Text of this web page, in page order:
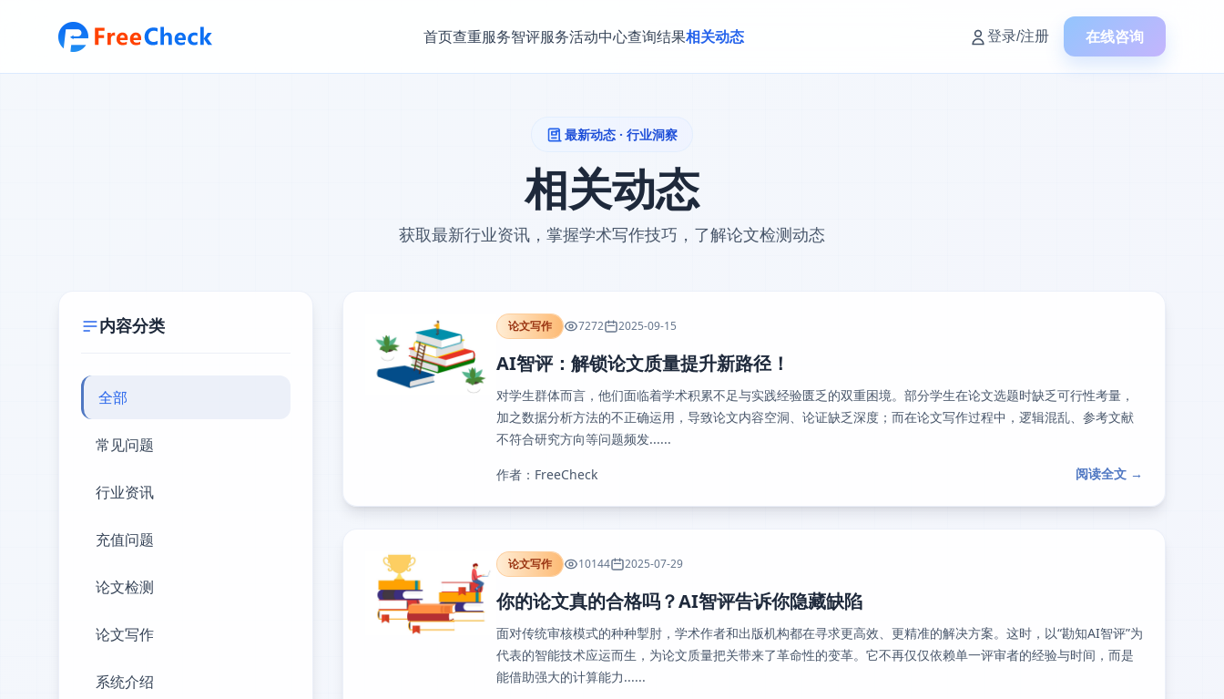
首页查重服务智评服务活动中心查询结果相关动态 登录/注册 在线咨询
最新动态 · 行业洞察
相关动态
获取最新行业资讯，掌握学术写作技巧，了解论文检测动态
内容分类
全部
常见问题
行业资讯
充值问题
论文检测
论文写作
系统介绍
论文写作 7272 2025-09-15
AI智评：解锁论文质量提升新路径！
对学生群体而言，他们面临着学术积累不足与实践经验匮乏的双重困境。部分学生在论文选题时缺乏可行性考量，
加之数据分析方法的不正确运用，导致论文内容空洞、论证缺乏深度；而在论文写作过程中，逻辑混乱、参考文献
不符合研究方向等问题频发......
作者：FreeCheck 阅读全文 →
论文写作 10144 2025-07-29
你的论文真的合格吗？AI智评告诉你隐藏缺陷
面对传统审核模式的种种掣肘，学术作者和出版机构都在寻求更高效、更精准的解决方案。这时，以“勘知AI智评”为
代表的智能技术应运而生，为论文质量把关带来了革命性的变革。它不再仅仅依赖单一评审者的经验与时间，而是
能借助强大的计算能力......